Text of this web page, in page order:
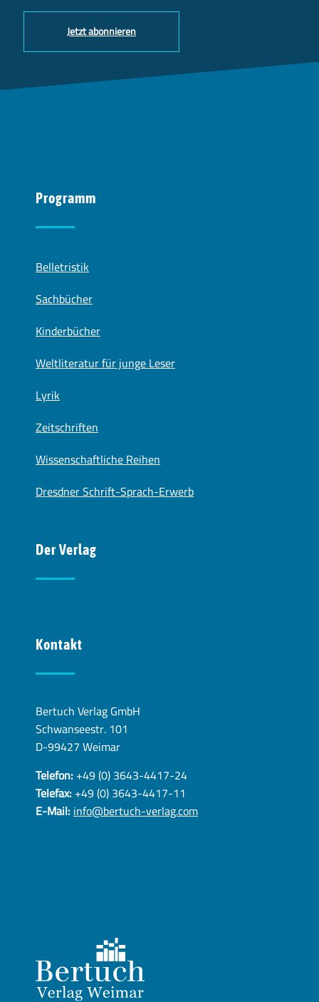
Jetzt abonnieren
Programm
Belletristik
Sachbücher
Kinderbücher
Weltliteratur für junge Leser
Lyrik
Zeitschriften
Wissenschaftliche Reihen
Dresdner Schrift-Sprach-Erwerb
Der Verlag
Kontakt
Bertuch Verlag GmbH
Schwanseestr. 101
D-99427 Weimar
Telefon:+49 (0) 3643-4417-24
Telefax:+49 (0) 3643-4417-11
E-Mail:info@bertuch-verlag.com